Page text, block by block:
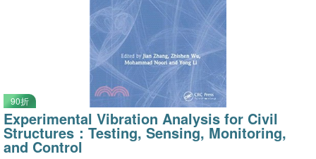
90折
Experimental Vibration Analysis for Civil
Structures：Testing, Sensing, Monitoring,
and Control